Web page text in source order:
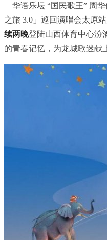
华语乐坛 “国民歌王” 周
之旅 3.0」巡回演唱会太原站
续两晚登陆山西体育中心汾
的青春记忆，为龙城歌迷献